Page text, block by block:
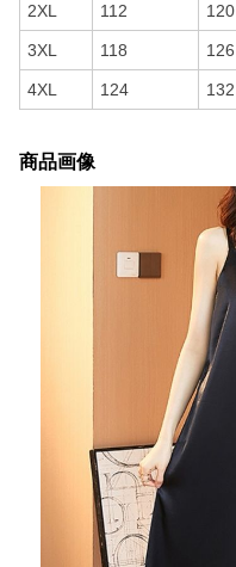
2XL 112 120
3XL 118 126
4XL 124 132
商品画像